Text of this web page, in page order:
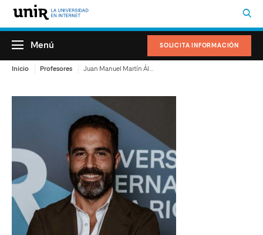
SOLICITA INFORMACIÓN
Menú
Inicio Profesores